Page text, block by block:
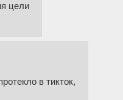
цели
в тикток,